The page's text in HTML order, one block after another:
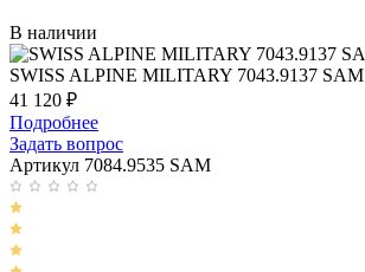
В наличии
SWISS ALPINE MILITARY 7043.9137 SAM
41 120 ₽
Подробнее
Задать вопрос
Артикул 7084.9535 SAM